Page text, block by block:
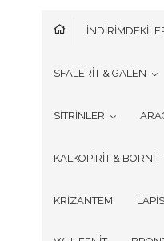
SFALERİT & GALEN
SİTRİNLER
KALKOPİRİT & BORNİT
KRİZANTEM